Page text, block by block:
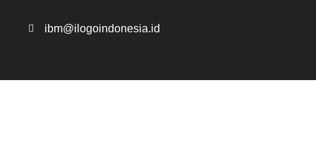
ibm@ilogoindonesia.id